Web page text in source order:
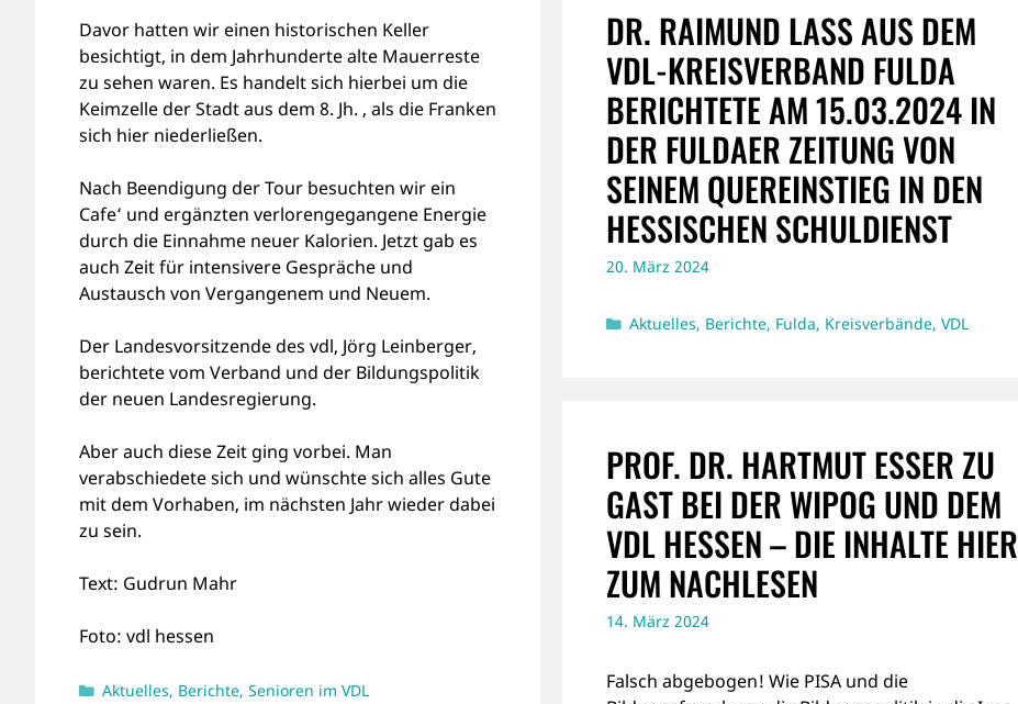
Davor hatten wir einen historischen Keller
besichtigt, in dem Jahrhunderte alte Mauerreste
zu sehen waren. Es handelt sich hierbei um die
Keimzelle der Stadt aus dem 8. Jh. , als die Franken
sich hier niederließen.
Nach Beendigung der Tour besuchten wir ein
Cafe‘ und ergänzten verlorengegangene Energie
durch die Einnahme neuer Kalorien. Jetzt gab es
auch Zeit für intensivere Gespräche und
Austausch von Vergangenem und Neuem.
Der Landesvorsitzende des vdl, Jörg Leinberger,
berichtete vom Verband und der Bildungspolitik
der neuen Landesregierung.
Aber auch diese Zeit ging vorbei. Man
verabschiedete sich und wünschte sich alles Gute
mit dem Vorhaben, im nächsten Jahr wieder dabei
zu sein.
Text: Gudrun Mahr
Foto: vdl hessen
Kategorien
Aktuelles, Berichte,Senioren im VDL
DR. RAIMUND LASS AUS DEM
VDL-KREISVERBAND FULDA
BERICHTETE AM 15.03.2024 IN
DER FULDAER ZEITUNG VON
SEINEM QUEREINSTIEG IN DEN
HESSISCHEN SCHULDIENST
20. März 2024
Kategorien
Aktuelles, Berichte, Fulda, Kreisverbände,VDL
PROF. DR. HARTMUT ESSER ZU
GAST BEI DER WIPOG UND DEM
VDL HESSEN – DIE INHALTE HIER
ZUM NACHLESEN
14. März 2024
Falsch abgebogen! Wie PISA und die